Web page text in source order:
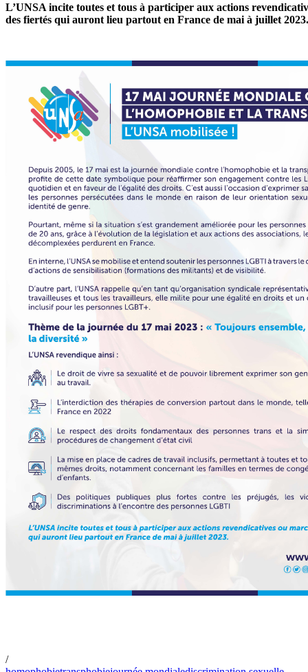
L’UNSA incite toutes et tous à participer aux actions
des fiertés qui auront lieu partout en France de mai à juillet 2023.
/